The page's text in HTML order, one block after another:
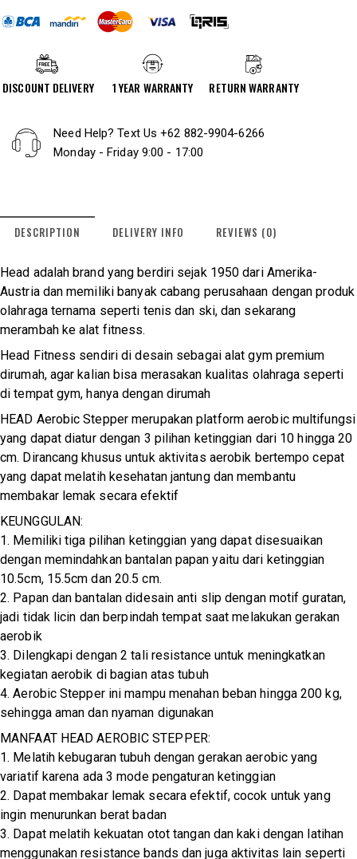
DISCOUNT DELIVERY 1 YEAR WARRANTY RETURN WARRANTY
Need Help? Text Us+62 882-9904-6266
Monday - Friday 9:00 - 17:00
DESCRIPTION DELIVERY INFO REVIEWS (0)
Head adalah brand yang berdiri sejak 1950 dari Amerika-
Austria dan memiliki banyak cabang perusahaan dengan produk
olahraga ternama seperti tenis dan ski, dan sekarang
merambah ke alat fitness.
Head Fitness sendiri di desain sebagai alat gym premium
dirumah, agar kalian bisa merasakan kualitas olahraga seperti
di tempat gym, hanya dengan dirumah
HEAD Aerobic Stepper merupakan platform aerobic multifungsi
yang dapat diatur dengan 3 pilihan ketinggian dari 10 hingga 20
cm. Dirancang khusus untuk aktivitas aerobik bertempo cepat
yang dapat melatih kesehatan jantung dan membantu
membakar lemak secara efektif
KEUNGGULAN:
1. Memiliki tiga pilihan ketinggian yang dapat disesuaikan
dengan memindahkan bantalan papan yaitu dari ketinggian
10.5cm, 15.5cm dan 20.5 cm.
2. Papan dan bantalan didesain anti slip dengan motif guratan,
jadi tidak licin dan berpindah tempat saat melakukan gerakan
aerobik
3. Dilengkapi dengan 2 tali resistance untuk meningkatkan
kegiatan aerobik di bagian atas tubuh
4. Aerobic Stepper ini mampu menahan beban hingga 200 kg,
sehingga aman dan nyaman digunakan
MANFAAT HEAD AEROBIC STEPPER:
1. Melatih kebugaran tubuh dengan gerakan aerobic yang
variatif karena ada 3 mode pengaturan ketinggian
2. Dapat membakar lemak secara efektif, cocok untuk yang
ingin menurunkan berat badan
3. Dapat melatih kekuatan otot tangan dan kaki dengan latihan
menggunakan resistance bands dan juga aktivitas lain seperti